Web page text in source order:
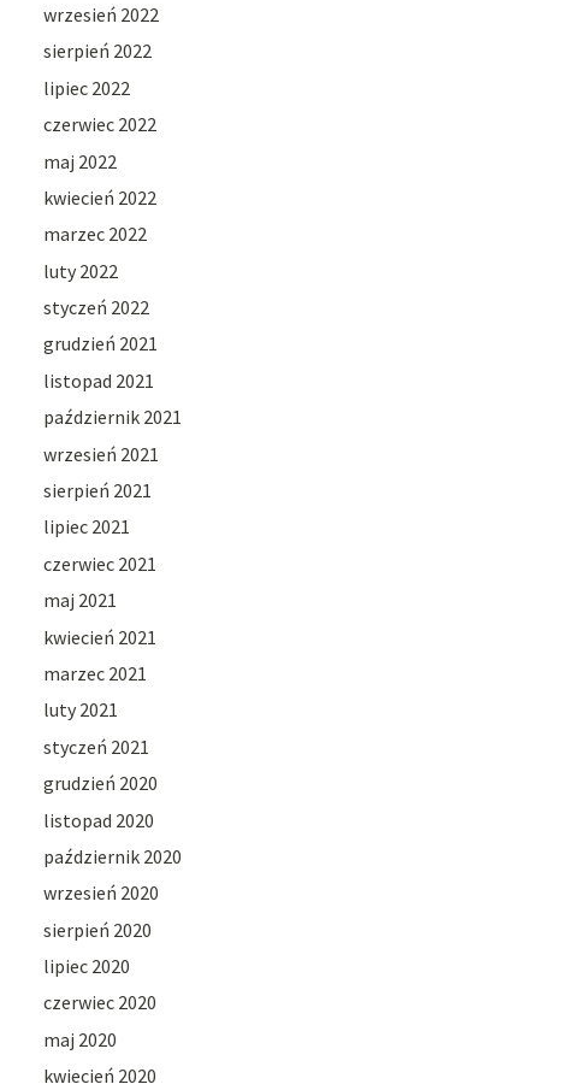
wrzesień 2022
sierpień 2022
lipiec 2022
czerwiec 2022
maj 2022
kwiecień 2022
marzec 2022
luty 2022
styczeń 2022
grudzień 2021
listopad 2021
październik 2021
wrzesień 2021
sierpień 2021
lipiec 2021
czerwiec 2021
maj 2021
kwiecień 2021
marzec 2021
luty 2021
styczeń 2021
grudzień 2020
listopad 2020
październik 2020
wrzesień 2020
sierpień 2020
lipiec 2020
czerwiec 2020
maj 2020
kwiecień 2020